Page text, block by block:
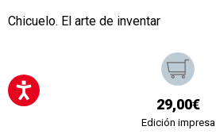
Chicuelo. El arte de inventar
29,00€
Edición impresa